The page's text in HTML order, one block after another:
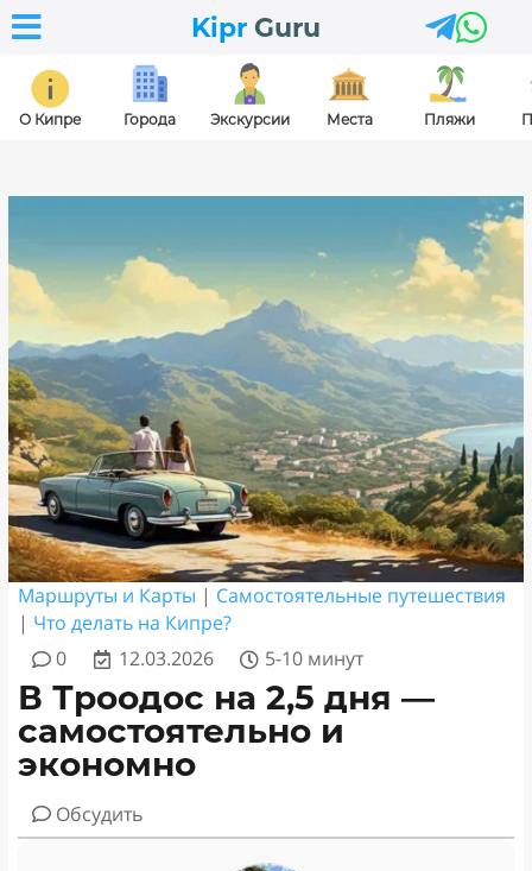
Kipr Guru
 
О Кипре Города Экскурсии Места Пляжи
Маршруты и Карты | Самостоятельные путешествия
| Что делать на Кипре?
0
12.03.2026 5-10 минут
В Троодос на 2,5 дня —
самостоятельно и
экономно
Обсудить